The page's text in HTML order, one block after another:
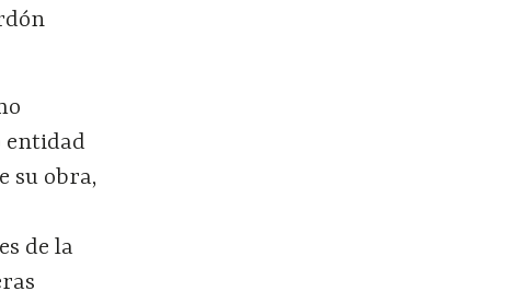
entidad
su obra,
de la